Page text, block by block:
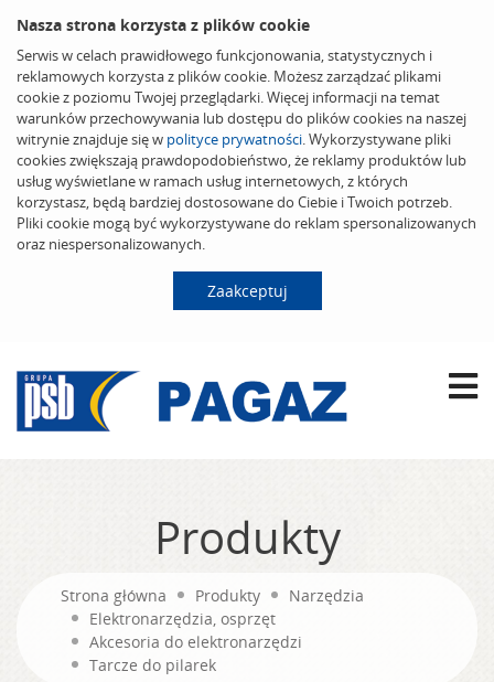
Nasza strona korzysta z plików cookie
Serwis w celach prawidłowego funkcjonowania, statystycznych i
reklamowych korzysta z plików cookie. Możesz zarządzać plikami
cookie z poziomu Twojej przeglądarki. Więcej informacji na temat
warunków przechowywania lub dostępu do plików cookies na naszej
witrynie znajduje się w polityce prywatności. Wykorzystywane pliki
cookies zwiększają prawdopodobieństwo, że reklamy produktów lub
usług wyświetlane w ramach usług internetowych, z których
korzystasz, będą bardziej dostosowane do Ciebie i Twoich potrzeb.
Pliki cookie mogą być wykorzystywane do reklam spersonalizowanych
oraz niespersonalizowanych.
Zaakceptuj
Produkty
Strona główna Produkty
Narzędzia
Elektronarzędzia, osprzęt
Akcesoria do elektronarzędzi
Tarcze do pilarek